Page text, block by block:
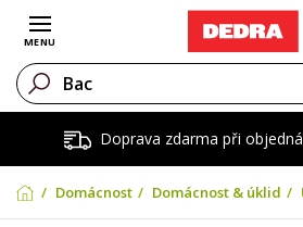
Doprava zdarma při
Otevřít menu
MENU
Domácnost Domácnost & úklid